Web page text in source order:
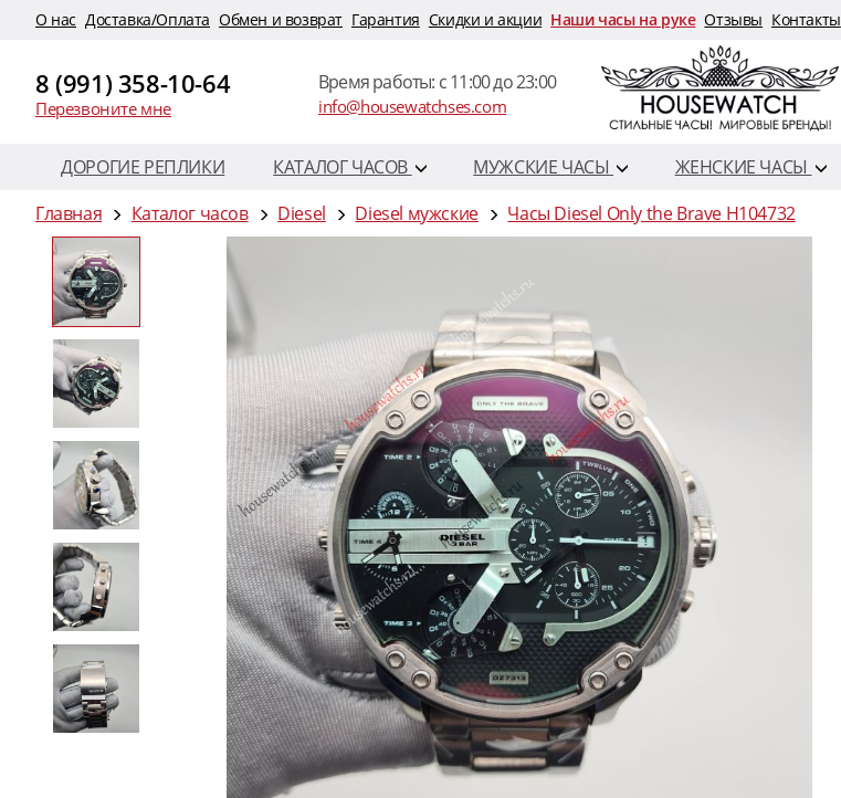
O нас Доставка/Оплата Обмен и возврат Гарантия Скидки и акции Наши часы на руке Отзывы Контакты
8 (991) 358-10-64
Перезвоните мне
Время работы: c 11:00 до 23:00
info@housewatchses.com
ДОРОГИЕ РЕПЛИКИ КАТАЛОГ ЧАСОВ МУЖСКИЕ ЧАСЫ ЖЕНСКИЕ ЧАСЫ
Главная
Каталог часов Diesel Diesel мужские Часы Diesel Only the Brave H104732